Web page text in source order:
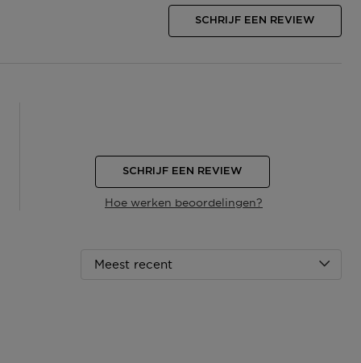
SCHRIJF EEN REVIEW
Hoe werken beoordelingen?
SCHRIJF EEN REVIEW
Meest recent